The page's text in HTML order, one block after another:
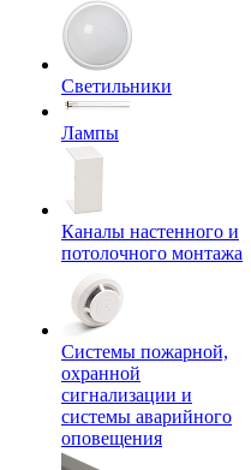
Светильники
Лампы
Каналы настенного и
потолочного монтажа
Системы пожарной,
охранной
сигнализации и
системы аварийного
оповещения